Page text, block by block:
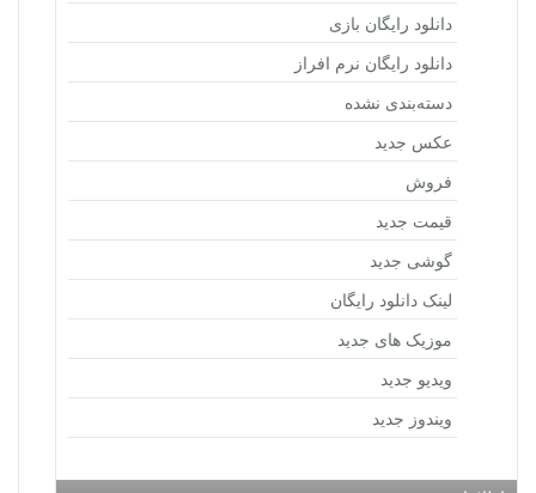
دانلود رایگان بازی
دانلود رایگان نرم افراز
دسته‌بندی نشده
عکس جدید
فروش
قیمت جدید
گوشی جدید
لینک دانلود رایگان
موزیک های جدید
ویدیو جدید
ویندوز جدید